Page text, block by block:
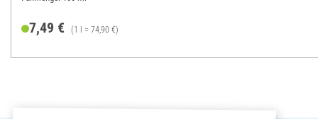
7,49 € (1 l = 74,90 €)